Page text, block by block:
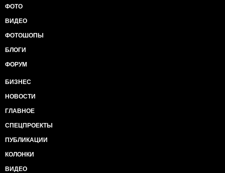
ФОТО
ВИДЕО
ФОТОШОПЫ
БЛОГИ
ФОРУМ
БИЗНЕС
НОВОСТИ
ГЛАВНОЕ
СПЕЦПРОЕКТЫ
ПУБЛИКАЦИИ
КОЛОНКИ
ВИДЕО